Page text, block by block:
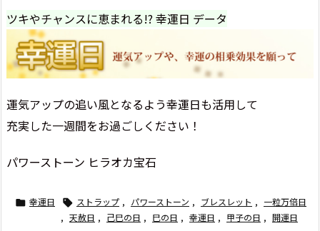
ツキやチャンスに恵まれる!? 幸運日 データ
運気アップの追い風となるよう幸運日も活用して
充実した一週間をお過ごしください！
パワーストーン ヒラオカ宝石
 幸運日  ストラップ , パワーストーン , ブレスレット , 一粒万倍日
, 天赦日 , 己巳の日 , 巳の日 , 幸運日 , 甲子の日 , 開運日